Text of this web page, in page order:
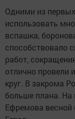
Одними из
использовать
вспашка,
способствовало
работ,
отлично провели
круг. В закрома
больше плана. На
Ефремова весной